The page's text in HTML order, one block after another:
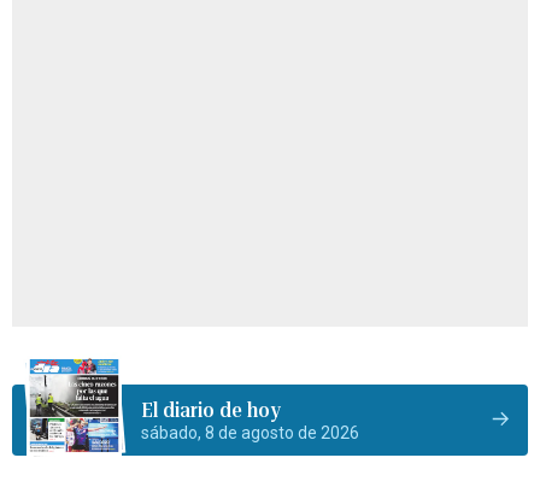
El diario de hoy
sábado, 8 de agosto de 2026